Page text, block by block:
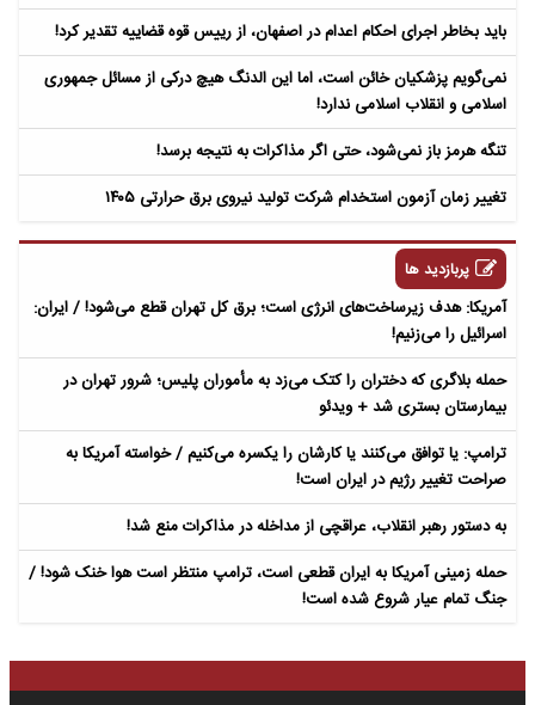
باید بخاطر اجرای احکام اعدام در اصفهان، از رییس قوه قضاییه تقدیر کرد!
نمی‌گویم پزشکیان خائن است، اما این الدنگ هیچ درکی از مسائل جمهوری
اسلامی و انقلاب اسلامی ندارد!
تنگه هرمز باز نمی‌شود، حتی اگر مذاکرات به نتیجه برسد!
تغییر زمان آزمون استخدام شرکت تولید نیروی برق حرارتی ۱۴۰۵
پربازدید ها
آمریکا: هدف زیرساخت‌های انرژی است؛ برق کل تهران قطع می‌شود! / ایران:
اسرائیل را می‌زنیم!
حمله بلاگری که دختران را کتک می‌زد به مأموران پلیس؛ شرور تهران در
بیمارستان بستری شد + ویدئو
ترامپ: یا توافق می‌کنند یا کارشان را یکسره می‌کنیم / خواسته آمریکا به
صراحت تغییر رژیم در ایران است!
به دستور رهبر انقلاب، عراقچی از مداخله در مذاکرات منع شد!
حمله زمینی آمریکا به ایران قطعی است، ترامپ منتظر است هوا خنک شود! /
جنگ تمام عیار شروع شده است!